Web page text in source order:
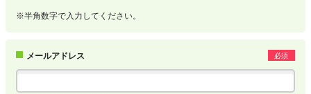
※半角数字で入力してください。
メールアドレス 必須